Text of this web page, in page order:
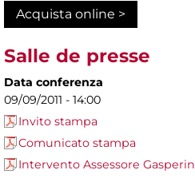
Acquista online >
Salle de presse
Data conferenza
09/09/2011 - 14:00
Invito stampa
Comunicato stampa
Intervento Assessore